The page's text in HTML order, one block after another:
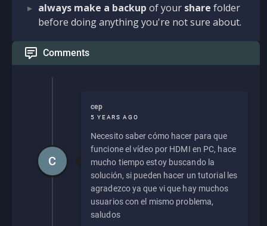
always make a backup of your share folder
before doing anything you're not sure about.
Comments
cep
5 YEARS AGO
Necesito saber cómo hacer para que
funcione el vídeo por HDMI en PC, hace
mucho tiempo estoy buscando la
solución, si pueden hacer un tutorial les
agradezco ya que vi que hay muchos
usuarios con el mismo problema,
saludos
C